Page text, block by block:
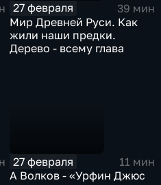
27 февраля
39 мин
Мир Древней Руси. Как
жили наши предки.
Дерево - всему глава
27 февраля
11 мин
А Волков - «Урфин Джюс